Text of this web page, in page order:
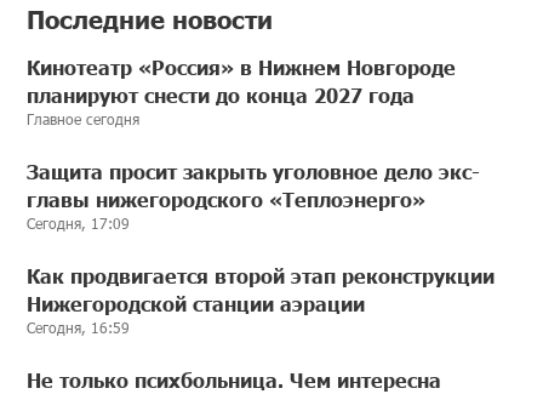
Последние новости
Кинотеатр «Россия» в Нижнем Новгороде
планируют снести до конца 2027 года
Главное сегодня
Защита просит закрыть уголовное дело экс-
главы нижегородского «Теплоэнерго»
Сегодня, 17:09
Как продвигается второй этап реконструкции
Нижегородской станции аэрации
Сегодня, 16:59
Не только психбольница. Чем интересна